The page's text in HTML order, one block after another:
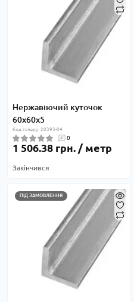
Нержавіючий куточок
60х60х5
Код товару: 20393-04
0
1 506.38 грн. / метр
Закінчився
ПІД ЗАМОВЛЕННЯ